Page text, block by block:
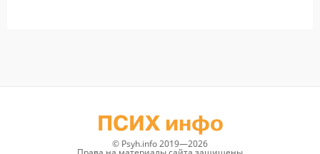
ПСИХ инфо
© Psyh.info 2019—2026